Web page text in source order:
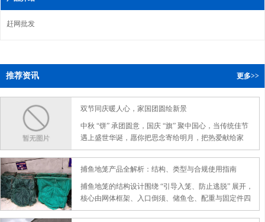
赶网批发
推荐资讯 更多>>
双节同庆暖人心，家国团圆绘新景
中秋 “饼” 承团圆意，国庆 “旗” 聚中国心，当传统佳节
遇上盛世华诞，愿你把思念寄给明月，把热爱献给家
国，双节安康，事事圆满！
捕鱼地笼产品全解析：结构、类型与合规使用指南
捕鱼地笼的结构设计围绕 “引导入笼、防止逃脱” 展开，
核心由网体框架、入口倒须、储鱼仓、配重与固定件四
部分组成，材质以耐腐蚀柔性材料为主